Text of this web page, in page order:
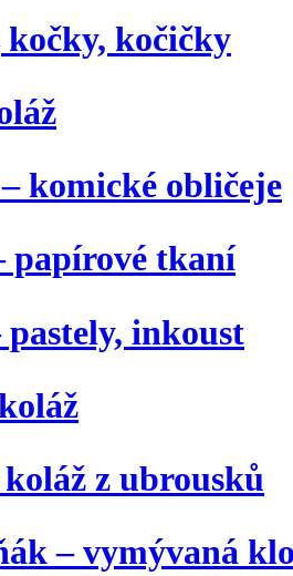
kočičky
komické obličeje
papírové tkaní
pastely, inkoust
koláž z ubrousků
– vymývaná